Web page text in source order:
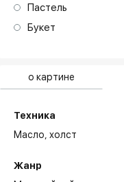
о картине
Техника
Масло,холст
Жанр
Пастель
Букет